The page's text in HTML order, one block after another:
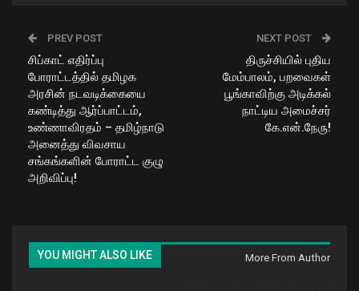
PREV POST
சிப்காட் எதிர்ப்பு
போராட்டத்தில் தமிழக
அரசின் நடவடிக்கையை
கண்டித்து ஆர்ப்பாட்டம்,
உண்ணாவிரதம் – தமிழ்நாடு
அனைத்து விவசாய
சங்கங்களின் போராட்ட குழு
அறிவிப்பு!
NEXT POST
திருச்சியில் புதிய
மேம்பாலம், பறவைகள்
பூங்காவிற்கு அடிக்கல்
நாட்டிய அமைச்சர்
கே.என்.நேரு!
YOU MIGHT ALSO LIKE More From Author